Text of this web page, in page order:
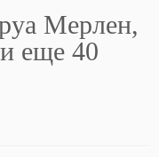
Мерлен,
еще 40